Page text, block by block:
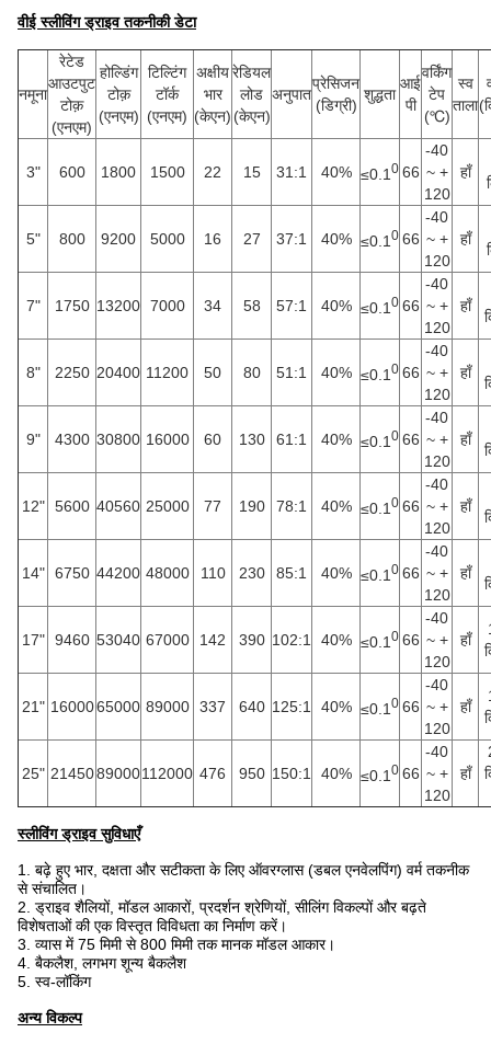
वीई स्लीविंग ड्राइव तकनीकी डेटा
नमूना
रेटेड
आउटपुट
टोक़
(एनएम)
होल्डिंग
टोक़
(एनएम)
टिल्टिंग
टॉर्क
(एनएम)
अक्षीय
भार
(केएन)
रेडियल
लोड
(केएन)
अनुपात
प्रेसिजन
(डिग्री)
शुद्धता
आई
पी
वर्किंग
टेप
(℃)
स्व
ताला
3" 600 1800 1500 22 15 31:1 40% ≤0.1 0 66
-40
~ +
120
हाँ
5" 800 9200 5000 16 27 37:1 40% ≤0.1 0 66
-40
~ +
120
हाँ
7" 1750 13200 7000 34 58 57:1 40% ≤0.1 0 66
-40
~ +
120
हाँ
8" 2250 20400 11200 50 80 51:1 40% ≤0.1 0 66
-40
~ +
120
हाँ
9" 4300 30800 16000 60 130 61:1 40% ≤0.1 0 66
-40
~ +
120
हाँ
12" 5600 40560 25000 77 190 78:1 40% ≤0.1 0 66
-40
~ +
120
हाँ
14" 6750 44200 48000 110 230 85:1 40% ≤0.1 0 66
-40
~ +
120
हाँ
17" 9460 53040 67000 142 390 102:1 40% ≤0.1 0 66
-40
~ +
120
हाँ
21" 1600065000 89000 337 640 125:1 40% ≤0.1 0 66
-40
~ +
120
हाँ
25" 2145089000112000 476 950 150:1 40% ≤0.1 0 66
-40
~ +
120
हाँ
स्लीविंग ड्राइव सुविधाएँ
1. बढ़े हुए भार, दक्षता और सटीकता के लिए ऑवरग्लास (डबल एनवेलपिंग) वर्म तकनीक
से संचालित।
2. ड्राइव शैलियों, मॉडल आकारों, प्रदर्शन श्रेणियों, सीलिंग विकल्पों और बढ़ते
विशेषताओं की एक विस्तृत विविधता का निर्माण करें।
3. व्यास में 75 मिमी से 800 मिमी तक मानक मॉडल आकार।
4. बैकलैश, लगभग शून्य बैकलैश
5. स्व-लॉकिंग
अन्य विकल्प